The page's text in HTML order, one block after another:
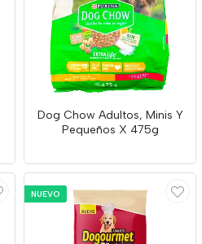
Dog Chow Adultos, Minis Y
Pequeños X 475g
NUEVO